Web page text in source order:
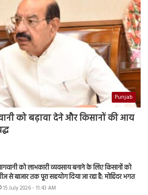
Punjab
को बढ़ावा देने और किसानों की आय
को लाभकारी व्यवसाय बनाने के लिए किसानों को
से बाजार तक पूरा सहयोग दिया जा रहा है: मोहिंदर भगत
15 July 2026 - 11:43 AM